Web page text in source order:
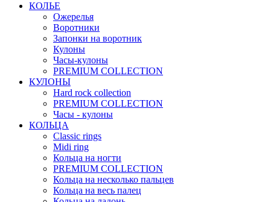
КОЛЬЕ
Ожерелья
Воротники
Запонки на воротник
Кулоны
Часы-кулоны
PREMIUM COLLECTION
КУЛОНЫ
Hard rock collection
PREMIUM COLLECTION
Часы - кулоны
КОЛЬЦА
Classic rings
Midi ring
Кольца на ногти
PREMIUM COLLECTION
Кольца на несколько пальцев
Кольца на весь палец